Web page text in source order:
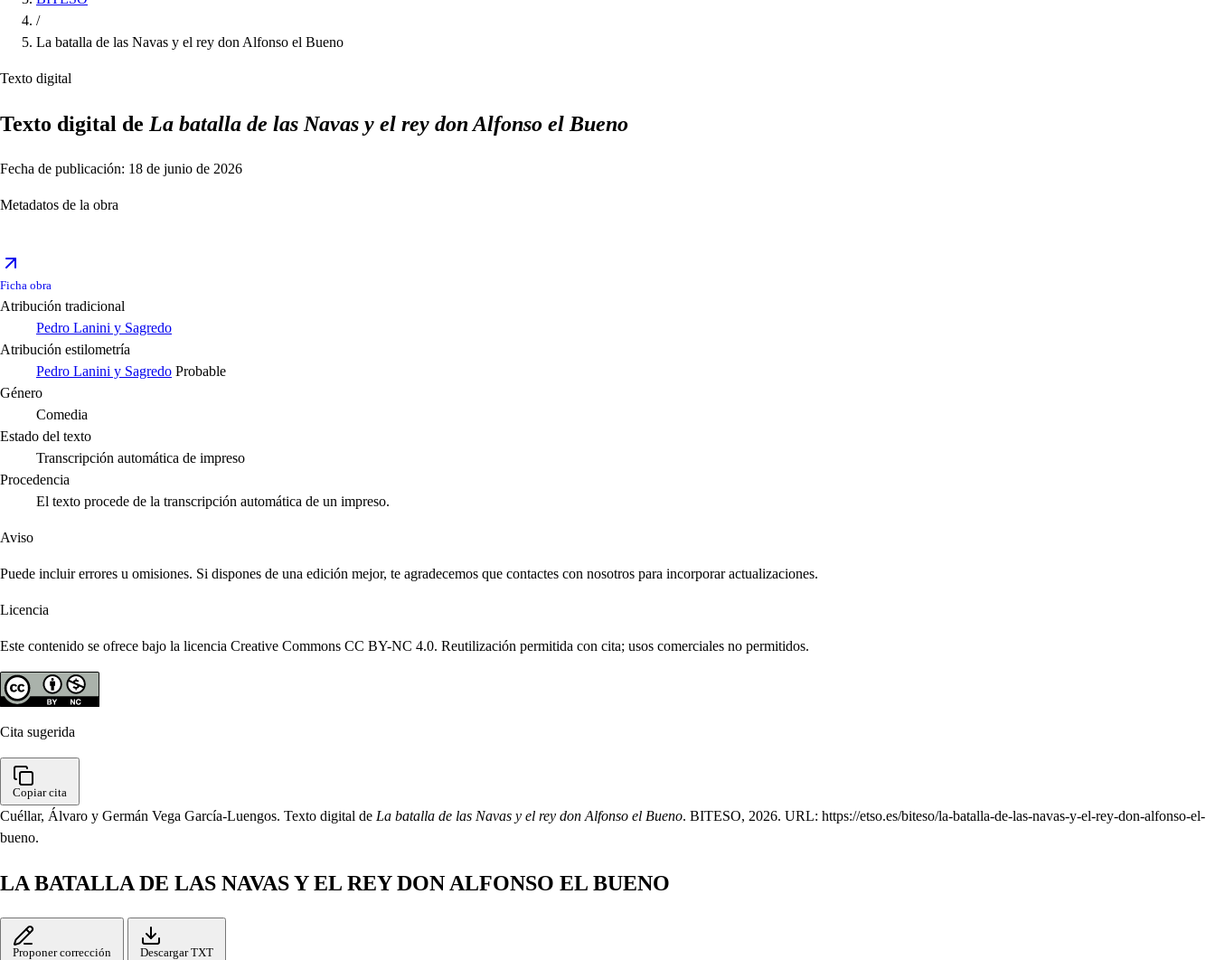
/
La batalla de las Navas y el rey don Alfonso el Bueno
Texto digital
Texto digital de La batalla de las Navas y el rey don Alfonso el Bueno
Fecha de publicación: 18 de junio de 2026
Metadatos de la obra
Ficha obra
Atribución tradicional
Pedro Lanini y Sagredo
Atribución estilometría
Pedro Lanini y Sagredo Probable
Género
Comedia
Estado del texto
Transcripción automática de impreso
Procedencia
El texto procede de la transcripción automática de un impreso.
Aviso
Puede incluir errores u omisiones. Si dispones de una edición mejor, te agradecemos que contactes con nosotros para incorporar actualizaciones.
Licencia
Este contenido se ofrece bajo la licencia Creative Commons CC BY-NC 4.0. Reutilización permitida con cita; usos comerciales no permitidos.
Cita sugerida
Copiar cita
Cuéllar, Álvaro y Germán Vega García-Luengos. Texto digital de La batalla de las Navas y el rey don Alfonso el Bueno. BITESO, 2026. URL: https://etso.es/biteso/la-batalla-de-las-navas-y-el-rey-don-alfonso-el-
bueno.
LA BATALLA DE LAS NAVAS Y EL REY DON ALFONSO EL BUENO
Proponer corrección Descargar TXT